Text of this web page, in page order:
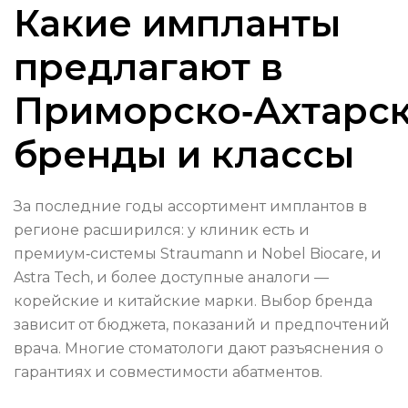
Какие импланты
предлагают в
бренды и классы
За последние годы ассортимент имплантов в
регионе расширился: у клиник есть и
премиум‑системы Straumann и Nobel Biocare, и
Astra Tech, и более доступные аналоги —
корейские и китайские марки. Выбор бренда
зависит от бюджета, показаний и предпочтений
врача. Многие стоматологи дают разъяснения о
гарантиях и совместимости абатментов.